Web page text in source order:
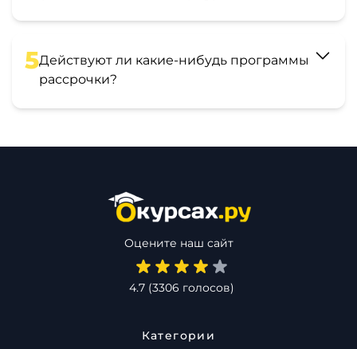
5Действуют ли какие-нибудь программы
рассрочки?
Оцените наш сайт
4.7 (3306 голосов)
Категории